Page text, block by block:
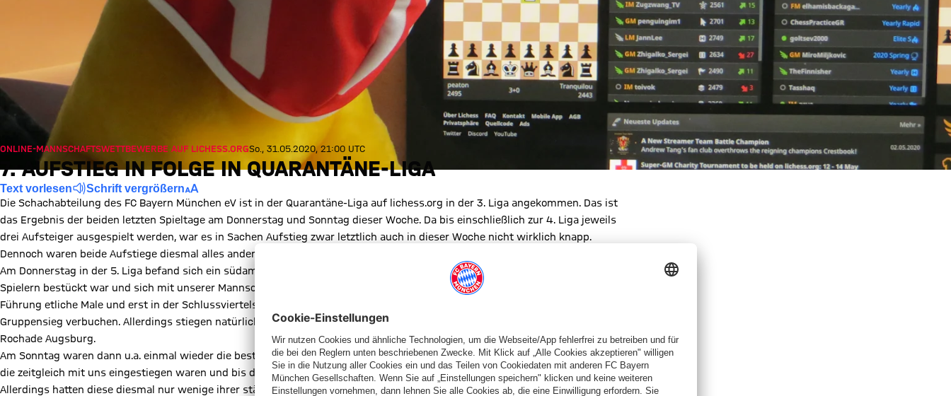
ONLINE-MANNSCHAFTSWETTBEWERBE AUF LICHESS.ORGSo., 31.05.2020, 21:00 UTC
7. AUFSTIEG IN FOLGE IN QUARANTÄNE-LIGA
Text vorlesen Schrift vergrößern
Die Schachabteilung des FC Bayern München eV ist in der Quarantäne-Liga auf lichess.org in der 3. Liga angekommen. Das ist
das Ergebnis der beiden letzten Spieltage am Donnerstag und Sonntag dieser Woche. Da bis einschließlich zur 4. Liga jeweils
drei Aufsteiger ausgespielt werden, war es in Sachen Aufstieg zwar letztlich auch in dieser Woche nicht wirklich knapp.
Dennoch waren beide Aufstiege diesmal alles andere als Selbstläufer.
Am Donnerstag in der 5. Liga befand sich ein südamerikanisches Team in der Saffel, dass ebenfalls mit außerordentlich starken
Spielern bestückt war und sich mit unserer Mannschaft ein spannendes Rennen an der Spietze lieferte. Dabei wechselte die
Führung etliche Male und erst in der Schlussviertelstunde konnte sich das Bayern-Team entscheidend absetzen und den
Gruppensieg verbuchen. Allerdings stiegen natürlich auch die "Almantes de Ajedrez" auf, ebenso wie die Mannschaft von
Rochade Augsburg.
Am Sonntag waren dann u.a. einmal wieder die besten bayerischen Jugendlichen, d.h. das Team "BSJ Kader" unter den Gegnern,
die zeitgleich mit uns eingestiegen waren und bis dato ebenso einen Durchmarsch von der 10. in die 4. Liga hingelegt hatten.
Allerdings hatten diese diesmal nur wenige ihrer stärksten Spieler am Start und landeten letztlich am Tabellenende. An der